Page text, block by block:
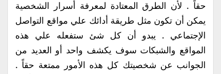
حقاً . لأن الطرق المعتادة لمعرفة أسرار الشخصية
يمكن أن تكون مثل طريقة أدائك علي مواقع التواصل
الإجتماعي . يبدو أن كل شئ ستفعله علي هذه
المواقع والشبكات سوف يكشف واحد أو العديد من
الجوانب عن شخصيتك كل هذه الأمور ممتعة حقاً .